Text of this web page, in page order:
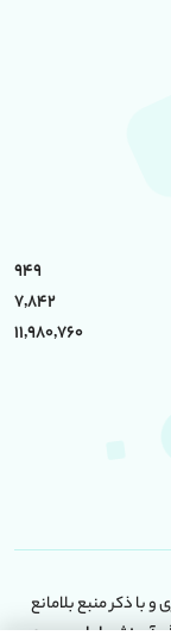
949
7,842
11,980,760
با ذکر منبع بلامانع
آموزشی امام حسین